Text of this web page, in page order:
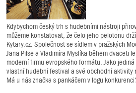
Kdybychom český trh s hudebními nástroji
můžeme konstatovat, že čelo jeho pelotonu
Kytary.cz. Společnost se sídlem v pražských
Jana Pilse a Vladimíra Myslíka během dvaceti
moderní firmu evropského formátu. Jako
vlastní hudební festival a své obchodní aktivity
Má u nás značka s pankáčem v logu